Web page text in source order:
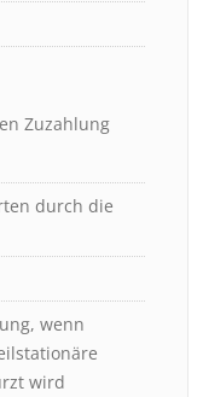
Zuzahlung
durch die
wenn
wird